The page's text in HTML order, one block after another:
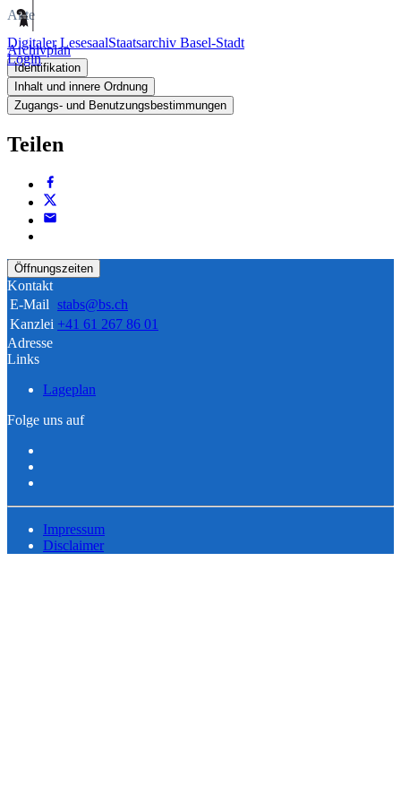
Digitaler LesesaalStaatsarchiv Basel-Stadt
Login
Akte
Archivplan
Identifikation
Inhalt und innere Ordnung
Zugangs- und Benutzungsbestimmungen
Teilen
Öffnungszeiten
Kontakt
E-Mail stabs@bs.ch
Kanzlei +41 61 267 86 01
Adresse
Links
Lageplan
Folge uns auf
Impressum
Disclaimer